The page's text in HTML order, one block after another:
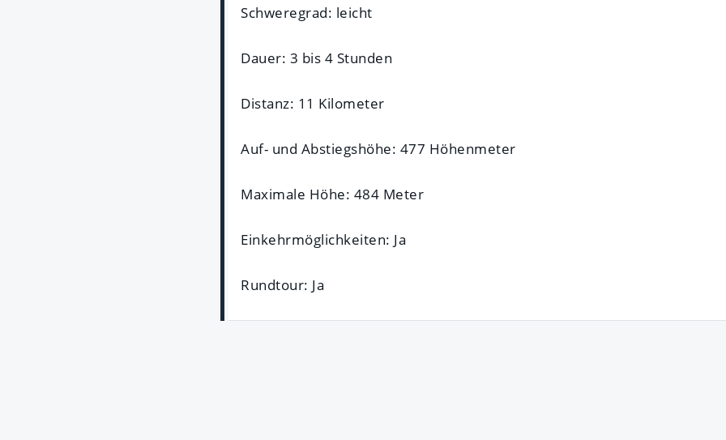
Schweregrad: leicht
Dauer: 3 bis 4 Stunden
Distanz: 11 Kilometer
Auf- und Abstiegshöhe: 477 Höhenmeter
Maximale Höhe: 484 Meter
Einkehrmöglichkeiten: Ja
Rundtour: Ja